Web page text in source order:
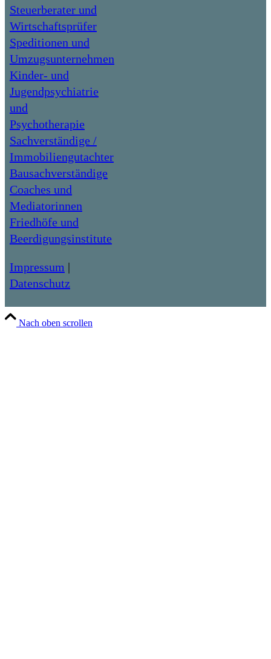
Steuerberater und
Wirtschaftsprüfer
Speditionen und
Umzugsunternehmen
Kinder- und
Jugendpsychiatrie
und
Psychotherapie
Sachverständige /
Immobiliengutachter
Bausachverständige
Coaches und
Mediatorinnen
Friedhöfe und
Beerdigungsinstitute
Impressum |
Datenschutz
Nach oben scrollen